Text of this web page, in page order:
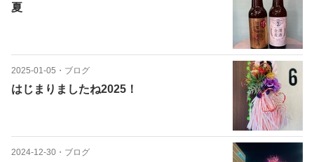
夏
2025-01-05 ・ ブログ
はじまりましたね2025！
2024-12-30 ・ ブログ